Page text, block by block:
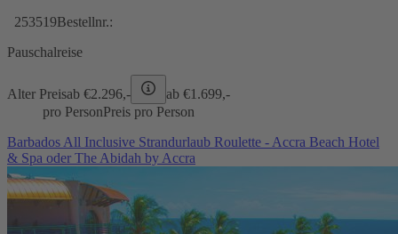
253519Bestellnr.:
Pauschalreise
Alter Preisab €2.296,- ab €1.699,-
pro PersonPreis pro Person
Barbados All Inclusive Strandurlaub Roulette - Accra Beach Hotel
& Spa oder The Abidah by Accra